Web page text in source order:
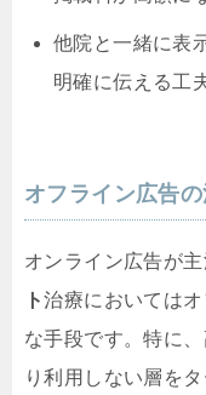
他院と一緒に表
明確に伝える工
オフライン広告の
オンライン広告が
ト治療においては
な手段です。特に
り利用しない層を